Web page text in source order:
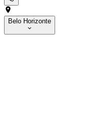
Belo Horizonte